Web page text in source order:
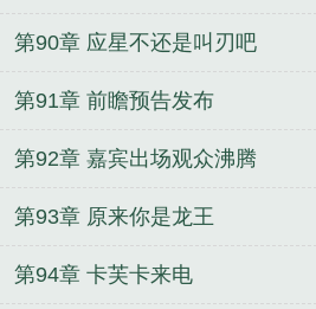
第90章 应星不还是叫刃吧
第91章 前瞻预告发布
第92章 嘉宾出场观众沸腾
第93章 原来你是龙王
第94章 卡芙卡来电